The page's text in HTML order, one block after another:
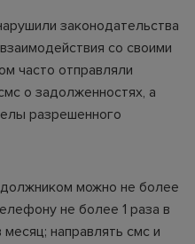
законодательства
со своими
часто отправляли
о задолженностях, а
разрешенного
должником можно не более
не более 1 раза в
направлять смс и